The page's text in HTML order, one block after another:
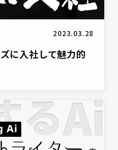
2023.03.28
に入社して魅力的